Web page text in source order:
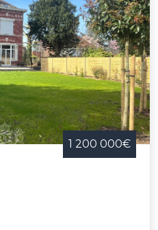
1 200 000€